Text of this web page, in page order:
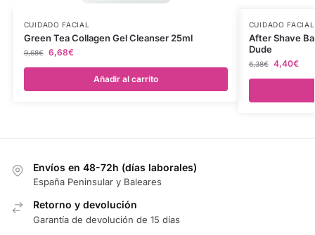
CUIDADO FACIAL
Green Tea Collagen Gel Cleanser 25ml
9,68€ 6,68€
Añadir al carrito
CUIDADO FACIAL
After Shave
Dude
6,38€ 4,40€
Envíos en 48-72h (días laborales)
España Peninsular y Baleares
Retorno y devolución
Garantía de devolución de 15 días